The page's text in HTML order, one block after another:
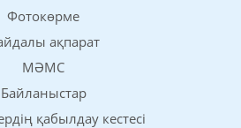
Фотокөрме
ақпарат
МӘМС
Байланыстар
қабылдау кестесі